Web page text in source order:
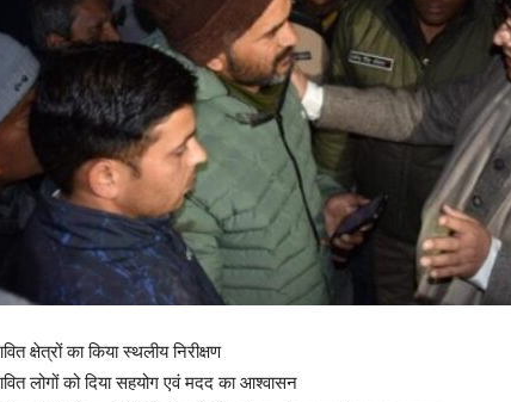
क्षेत्रों का किया स्थलीय निरीक्षण
लोगों को दिया सहयोग एवं मदद का आश्वासन